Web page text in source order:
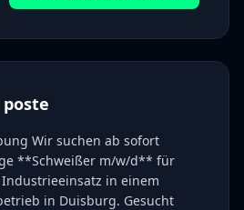
Wir suchen ab sofort
**Schweißer m/w/d** für
in einem
in Duisburg. Gesucht